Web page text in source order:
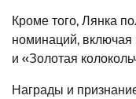
Кроме того, Лянка
номинаций,
и «Золотая
Награды и